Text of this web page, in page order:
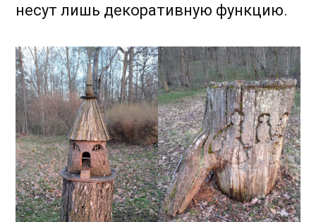
несут лишь декоративную функцию.